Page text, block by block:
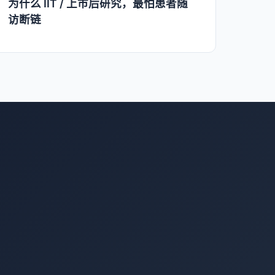
为什么 IIT / 上市后研究，最怕患者随
访断链